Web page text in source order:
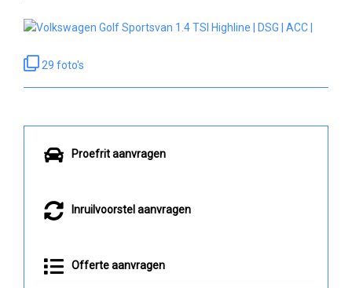
29 foto's
Proefrit aanvragen
Inruilvoorstel aanvragen
Offerte aanvragen